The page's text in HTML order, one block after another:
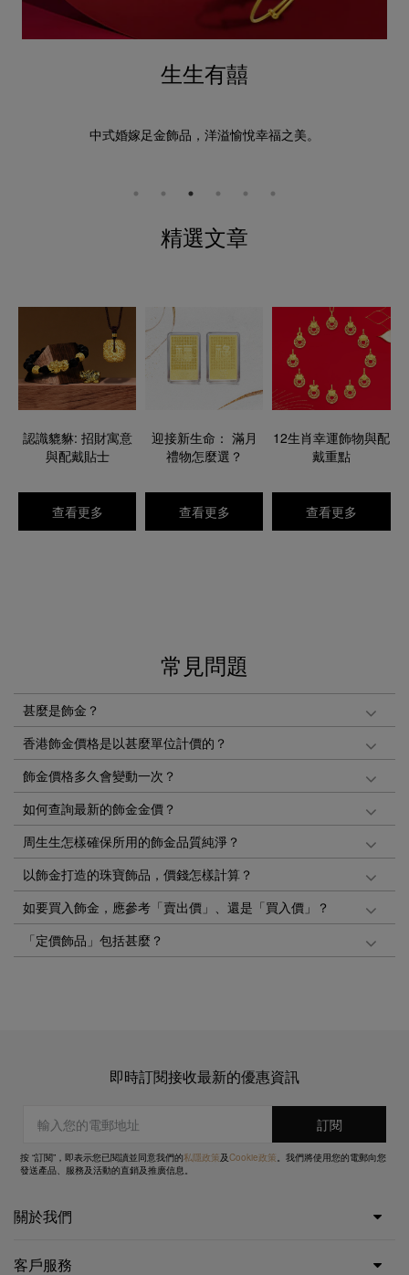
生生有囍
中式婚嫁足金飾品，洋溢愉悅幸福之美。
精選文章
認識貔貅: 招財寓意
與配戴貼士​
查看更多
迎接新生命： 滿月
禮物怎麼選？
查看更多
12生肖幸運飾物與配
戴重點
查看更多
常見問題
甚麼是飾金？
香港飾金價格是以甚麼單位計價的？
飾金價格多久會變動一次？
如何查詢最新的飾金金價？
周生生怎樣確保所用的飾金品質純淨？
以飾金打造的珠寶飾品，價錢怎樣計算？
如要買入飾金，應參考「賣出價」、還是「買入價」？
「定價飾品」包括甚麼？
即時訂閱接收最新的優惠資訊
按 “訂閱”，即表示您已閱讀並同意我們的私隱政策及Cookie政策 。我們將使用您的電郵向您
發送產品、服務及活動的直銷及推廣信息。
關於我們
客戶服務